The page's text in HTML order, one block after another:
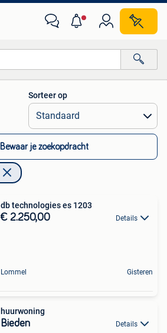
Alle afstanden…
Sorteer op
Bewaar je zoekopdracht
db technologies es 1203
€ 2.250,00 Details
Lommel Gisteren
huurwoning
Bieden Details